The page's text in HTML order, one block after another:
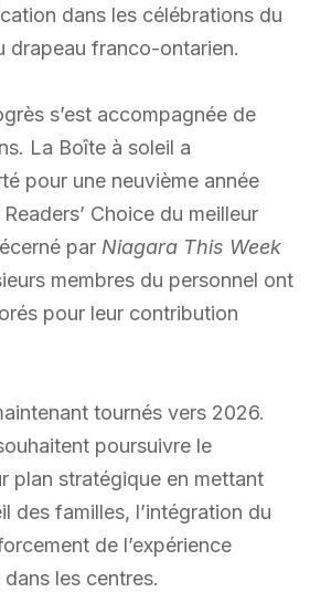
dans les célébrations du
drapeau franco-ontarien.
s’est accompagnée de
La Boîte à soleil a
pour une neuvième année
Choice du meilleur
par Niagara This Week
membres du personnel ont
pour leur contribution
tournés vers 2026.
poursuivre le
plan stratégique en mettant
des familles, l’intégration du
de l’expérience
les centres.